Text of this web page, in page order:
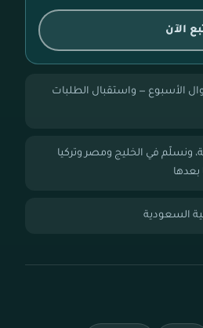
الآن
11 مساءً طوال الأسبوع — واستقبال الطلبات
ونسلّم في الخليج ومصر وتركيا
بعدها
السعودية